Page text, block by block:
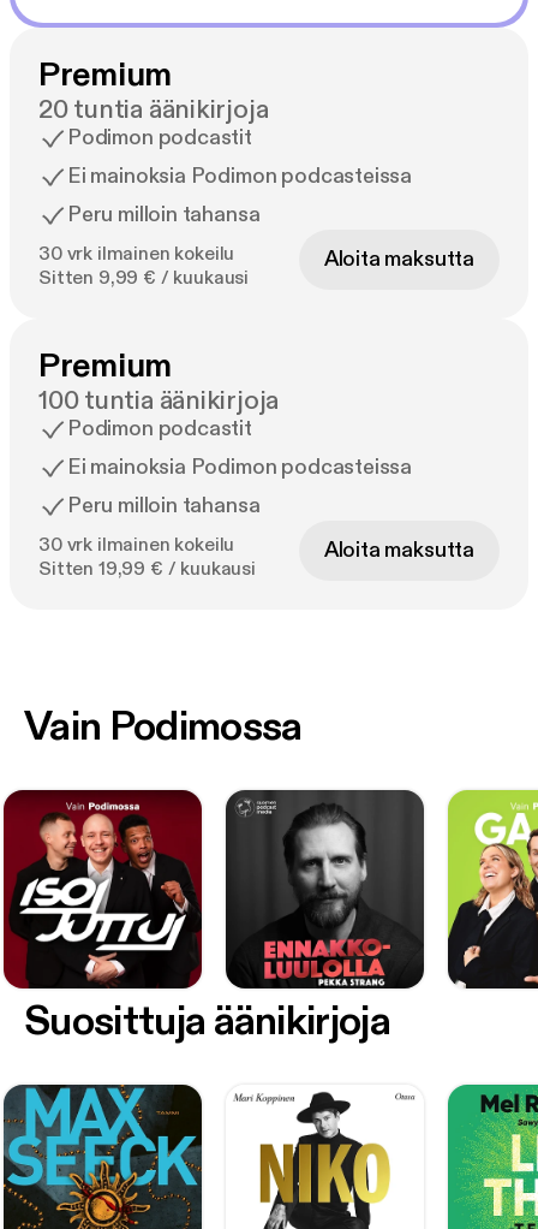
Premium
20 tuntia äänikirjoja
Podimon podcastit
Ei mainoksia Podimon podcasteissa
Peru milloin tahansa
30 vrk ilmainen kokeilu
Sitten 9,99 € / kuukausi
Aloita maksutta
Premium
100 tuntia äänikirjoja
Podimon podcastit
Ei mainoksia Podimon podcasteissa
Peru milloin tahansa
30 vrk ilmainen kokeilu
Sitten 19,99 € / kuukausi
Aloita maksutta
Vain Podimossa
Suosittuja äänikirjoja